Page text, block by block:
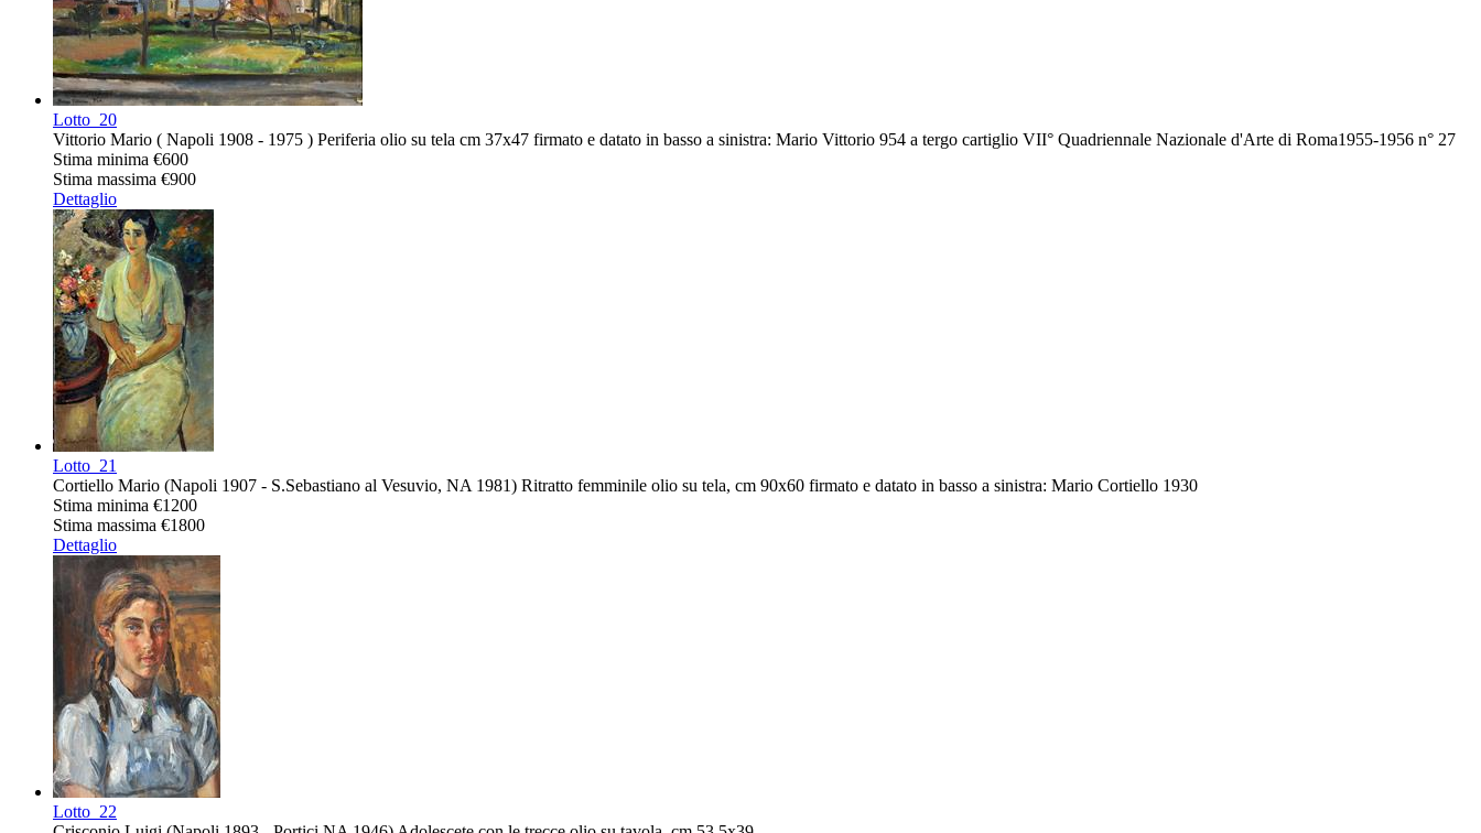
Lotto 20
Vittorio Mario ( Napoli 1908 - 1975 ) Periferia olio su tela cm 37x47 firmato e datato in basso a sinistra: Mario Vittorio 954 a tergo cartiglio VII° Quadriennale Nazionale d'Arte di Roma1955-1956 n° 27
Stima minima €600
Stima massima €900
Dettaglio
Lotto 21
Cortiello Mario (Napoli 1907 - S.Sebastiano al Vesuvio, NA 1981) Ritratto femminile olio su tela, cm 90x60 firmato e datato in basso a sinistra: Mario Cortiello 1930
Stima minima €1200
Stima massima €1800
Dettaglio
Lotto 22